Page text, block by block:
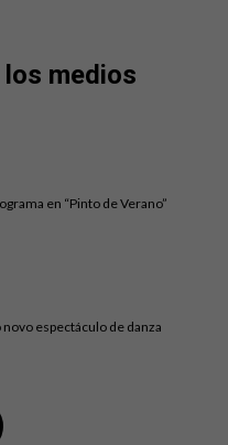
los medios
en “Pinto de Verano”
espectáculo de danza